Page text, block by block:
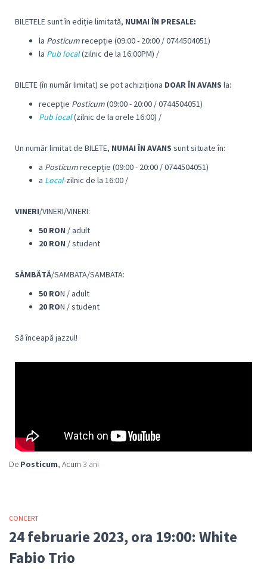
BILETELE sunt în ediție limitată, NUMAI ÎN PRESALE:
la Posticumrecepție (09:00 - 20:00 / 0744504051)
la Pub local(zilnic de la 16:00PM) /
BILETE (în număr limitat) se pot achiziționa DOAR ÎN AVANS la:
recepție Posticum(09:00 - 20:00 / 0744504051)
Pub local(zilnic de la orele 16:00) /
Un număr limitat de BILETE, NUMAI ÎN AVANS sunt situate în:
a Posticumrecepție (09:00 - 20:00 / 0744504051)
a Local-zilnic de la 16:00 /
VINERI/VINERI/VINERI:
50 RON / adult
20 RON / student
SÂMBĂTĂ/SAMBATA/SAMBATA:
50 RON / adult
20 RON / student
Să înceapă jazzul!
De Posticum, Acum 3 ani
CONCERT
24 februarie 2023, ora 19:00: White
Fabio Trio